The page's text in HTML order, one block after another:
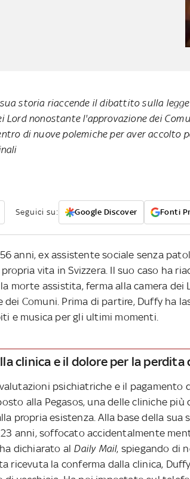
storia riaccende il dibattito sulla
Lord nonostante l'approvazione dei
di nuove polemiche per aver accolto
Seguici su: Google Discover Fonti
anni, ex assistente sociale senza
vita in Svizzera. Il suo caso ha
morte assistita, ferma alla camera
dei Comuni. Prima di partire, Duffy ha
e musica per gli ultimi momenti.
clinica e il dolore per la perdita
psichiatriche e il pagamento
alla Pegasos, una delle cliniche più
propria esistenza. Alla base della sua
anni, soffocato accidentalmente
dichiarato al Daily Mail, spiegando di
ricevuta la conferma dalla clinica,